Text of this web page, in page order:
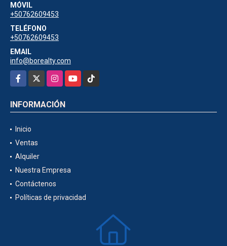
MÓVIL
+50762609453
TELÉFONO
+50762609453
EMAIL
info@borealty.com
Facebook
InstagramYouTubeTikTok
INFORMACIÓN
Inicio
Ventas
Alquiler
Nuestra Empresa
Contáctenos
Políticas de privacidad